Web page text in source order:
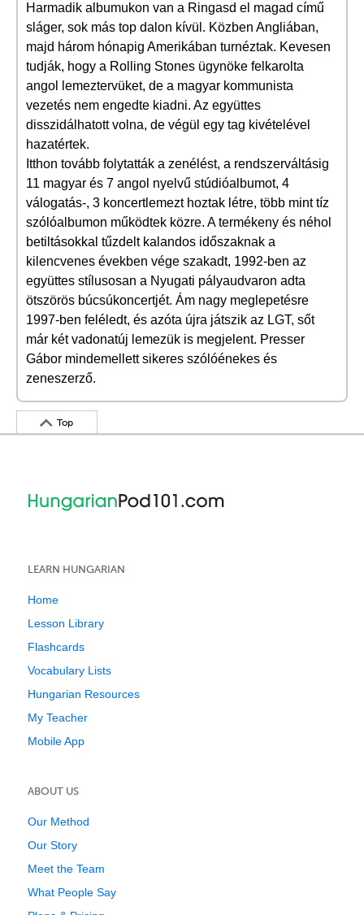
Harmadik albumukon van a Ringasd el magad című
sláger, sok más top dalon kívül. Közben Angliában,
majd három hónapig Amerikában turnéztak. Kevesen
tudják, hogy a Rolling Stones ügynöke felkarolta
angol lemeztervüket, de a magyar kommunista
vezetés nem engedte kiadni. Az együttes
disszidálhatott volna, de végül egy tag kivételével
hazatértek.
Itthon tovább folytatták a zenélést, a rendszerváltásig
11 magyar és 7 angol nyelvű stúdióalbumot, 4
válogatás-, 3 koncertlemezt hoztak létre, több mint tíz
szólóalbumon működtek közre. A termékeny és néhol
betiltásokkal tűzdelt kalandos időszaknak a
kilencvenes években vége szakadt, 1992-ben az
együttes stílusosan a Nyugati pályaudvaron adta
ötszörös búcsúkoncertjét. Ám nagy meglepetésre
1997-ben feléledt, és azóta újra játszik az LGT, sőt
már két vadonatúj lemezük is megjelent. Presser
Gábor mindemellett sikeres szólóénekes és
zeneszerző.
Top
LEARN HUNGARIAN
Home
Lesson Library
Flashcards
Vocabulary Lists
Hungarian Resources
My Teacher
Mobile App
ABOUT US
Our Method
Our Story
Meet the Team
What People Say